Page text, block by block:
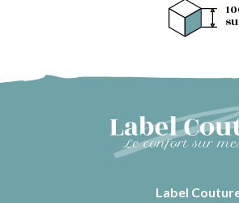
Label